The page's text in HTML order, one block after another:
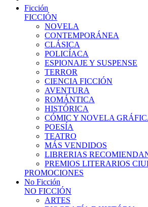
Ficción
FICCIÓN
NOVELA
CONTEMPORÁNEA
CLÁSICA
POLICÍACA
ESPIONAJE Y SUSPENSE
TERROR
CIENCIA FICCIÓN
AVENTURA
ROMÁNTICA
HISTÓRICA
CÓMIC Y NOVELA
POESÍA
TEATRO
MÁS VENDIDOS
LIBRERIAS
PREMIOS LITERARIOS
PROMOCIONES
No Ficción
NO FICCIÓN
ARTES